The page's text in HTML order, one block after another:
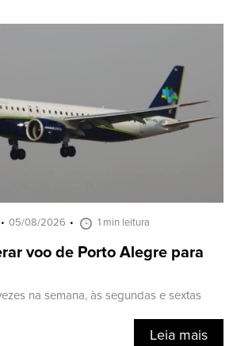
05/08/2026 1 min leitura
voo de Porto Alegre para
na semana, às segundas e sextas
Leia mais